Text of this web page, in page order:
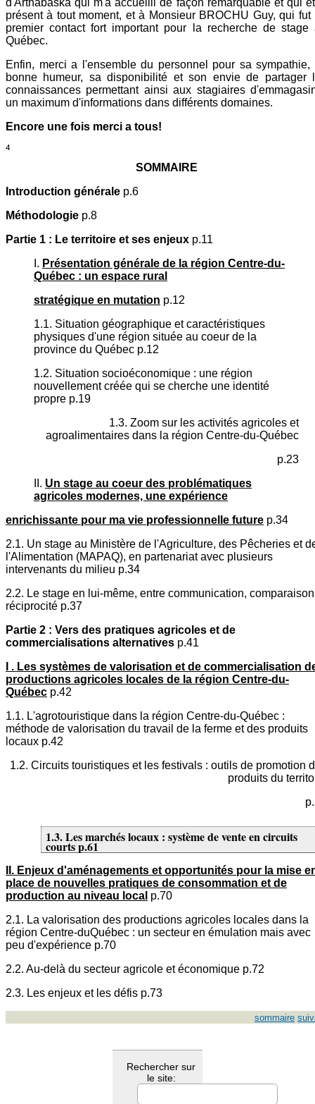
d'Arthabaska qui m'a accueilli de façon remarquable et qui
présent à tout moment, et à Monsieur BROCHU Guy, qui fut
premier contact fort important pour la recherche de stage
Québec.
Enfin, merci a l'ensemble du personnel pour sa sympathie,
bonne humeur, sa disponibilité et son envie de partager
connaissances permettant ainsi aux stagiaires
un maximum d'informations dans différents domaines.
Encore une fois merci a tous!
SOMMAIRE
Introduction générale p.6
Méthodologie p.8
Partie 1 : Le territoire et ses enjeux p.11
I. Présentation générale de la région Centre-du-
Québec : un espace rural
stratégique en mutation p.12
1.1. Situation géographique et caractéristiques
physiques d'une région située au coeur de la
province du Québec p.12
1.2. Situation socioéconomique : une région
nouvellement créée qui se cherche une identité
propre p.19
1.3. Zoom sur les activités agricoles et
agroalimentaires dans la région Centre-du-Québec
p.23
II. Un stage au coeur des problématiques
agricoles modernes, une expérience
enrichissante pour ma vie professionnelle future p.34
2.1. Un stage au Ministère de l'Agriculture, des Pêcheries et
l'Alimentation (MAPAQ), en partenariat avec plusieurs
intervenants du milieu p.34
2.2. Le stage en lui-même, entre communication,
réciprocité p.37
Partie 2 : Vers des pratiques agricoles et de
commercialisations alternatives p.41
I . Les systèmes de valorisation et de commercialisation
productions agricoles locales de la région Centre-du-
Québec p.42
1.1. L'agrotouristique dans la région Centre-du-Québec :
méthode de valorisation du travail de la ferme et des produits
locaux p.42
1.2. Circuits touristiques et les festivals : outils de promotion
produits du
1.3. Les marchés locaux : système de vente en circuits
courts p.61
II. Enjeux d'aménagements et opportunités pour la mise
place de nouvelles pratiques de consommation et de
production au niveau local p.70
2.1. La valorisation des productions agricoles locales dans la
région Centre-duQuébec : un secteur en émulation mais avec
peu d'expérience p.70
2.2. Au-delà du secteur agricole et économique p.72
2.3. Les enjeux et les défis p.73
sommaire
Rechercher sur
le site: